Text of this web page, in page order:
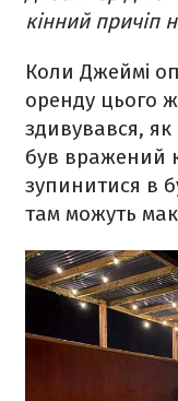
кінний причіп
Коли Джеймі
оренду цього
здивувався, як
був вражений
зупинитися в
там можуть